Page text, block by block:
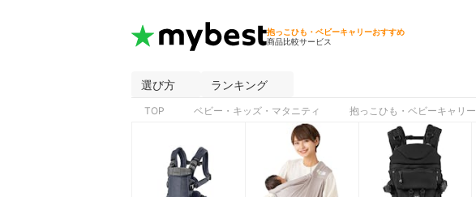
抱っこひも・ベビーキャリーおすすめ
商品比較サービス
選び方 ランキング
TOP ベビー・キッズ・マタニティ 抱っこひも・ベビーキャリー